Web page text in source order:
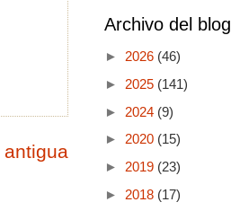
antigua
Archivo del blog
► 2026 (46)
► 2025 (141)
► 2024 (9)
► 2020 (15)
► 2019 (23)
► 2018 (17)